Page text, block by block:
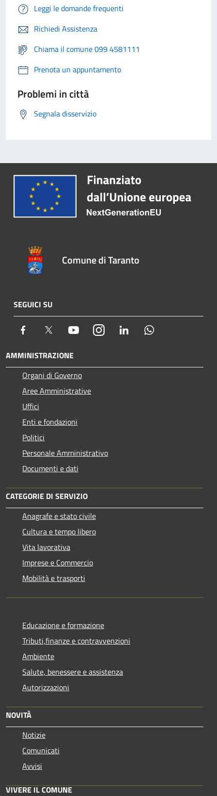
Leggi le domande frequenti
Richiedi Assistenza
Chiama il comune 099 4581111
Prenota un appuntamento
Problemi in città
Segnala disservizio
Comune di Taranto
SEGUICI SU
Facebook Twitter YoutubeInstagram LinkedIn
AMMINISTRAZIONE
Organi di Governo
Aree Amministrative
Uffici
Enti e fondazioni
Politici
Personale Amministrativo
Documenti e dati
CATEGORIE DI SERVIZIO
Anagrafe e stato civile
Cultura e tempo libero
Vita lavorativa
Imprese e Commercio
Mobilità e trasporti
Educazione e formazione
Tributi,finanze e contravvenzioni
Ambiente
Salute, benessere e assistenza
Autorizzazioni
NOVITÀ
Notizie
Comunicati
Avvisi
VIVERE IL COMUNE